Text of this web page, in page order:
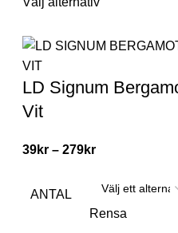
LD Signum
Vit
39kr – 279kr
ANTAL
Rensa